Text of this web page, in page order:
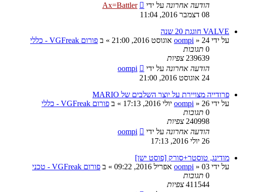
הודעה אחרונה על ידי
Ax=Battler
08 דצמבר 2016, 11:04
VALVE חוגגת 20 שנה
על ידי
oompi » 24 אוגוסט 2016, 21:00 » ב פורום VGFreak - כללי
0 תגובות
239639 צפיות
הודעה אחרונה על ידי
oompi
24 אוגוסט 2016, 21:00
פרודייה מצויירת על יוצר השלבים של MARIO
על ידי
oompi » 26 יולי 2016, 17:13 » ב פורום VGFreak - כללי
0 תגובות
240998 צפיות
הודעה אחרונה על ידי
oompi
26 יולי 2016, 17:13
מודינג, טוסטר+סורק [פוסט ישן]
על ידי
oompi » 03 אפריל 2016, 09:22 » ב פורום VGFreak - טכני
0 תגובות
411544 צפיות